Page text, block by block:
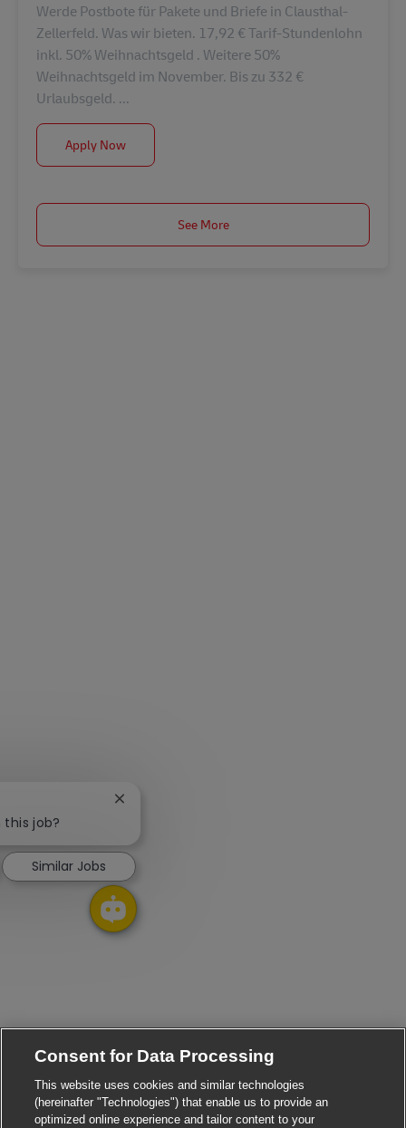
Werde Postbote für Pakete und Briefe in Clausthal-
Zellerfeld. Was wir bieten. 17,92 € Tarif-Stundenlohn
inkl. 50% Weihnachtsgeld . Weitere 50%
Weihnachtsgeld im November. Bis zu 332 €
Urlaubsgeld. ...
Apply NowPostbote für Pakete und Briefe (m/w/d)
See More
Consent for Data Processing
This website uses cookies and similar technologies
(hereinafter "Technologies") that enable us to provide an
optimized online experience and tailor content to your
job?
Close chatbot notification
Similar Jobs